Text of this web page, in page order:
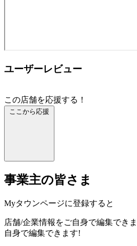
ユーザーレビュー
この店舗を応援する！
ここから応援
事業主の皆さま
Myタウンページに登録すると
店舗/企業情報をご自身で編集でき
自身で編集できます!